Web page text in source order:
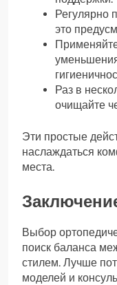
Регулярно
это
Раз в
очищайте
Эти простые
наслаждаться
места.
Выбор
поиск баланса
стилем. Лучше
моделей и